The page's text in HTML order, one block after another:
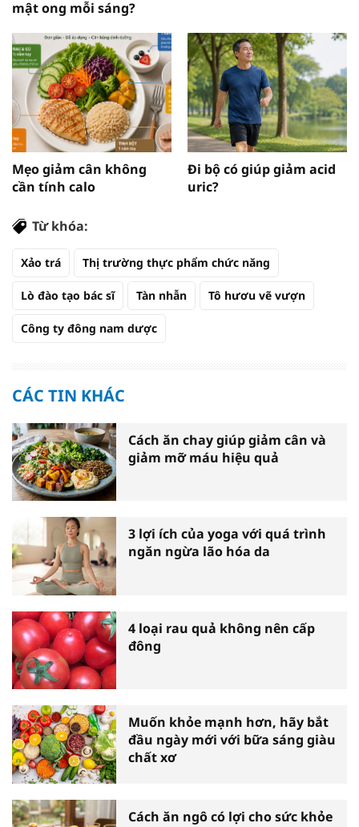
mật ong mỗi sáng?
Mẹo giảm cân không
cần tính calo
Đi bộ có giúp giảm acid
uric?
Từ khóa:
Xảo trá Thị trường thực phẩm chức năng
Lò đào tạo bác sĩ Tàn nhẫn Tô hươu vẽ vượn
Công ty đông nam dược
CÁC TIN KHÁC
Cách ăn chay giúp giảm cân và
giảm mỡ máu hiệu quả
3 lợi ích của yoga với quá trình
ngăn ngừa lão hóa da
4 loại rau quả không nên cấp
đông
Muốn khỏe mạnh hơn, hãy bắt
đầu ngày mới với bữa sáng giàu
chất xơ
Cách ăn ngô có lợi cho sức khỏe